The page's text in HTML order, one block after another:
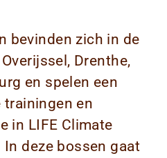
bevinden zich in de
Drenthe,
en spelen een
trainingen en
in LIFE Climate
deze bossen gaat